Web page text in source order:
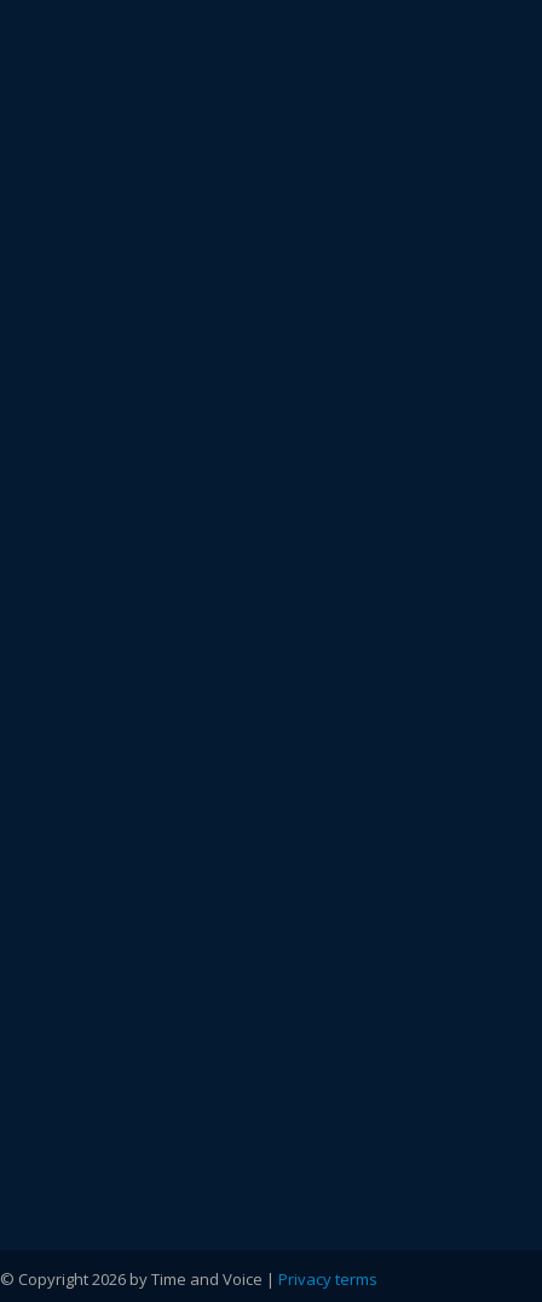
© Copyright 2026 by Time and Voice | Privacy terms